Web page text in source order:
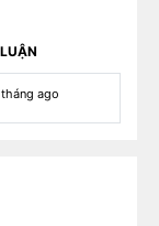
đồng tử màu
kẻ đi bằng
ago